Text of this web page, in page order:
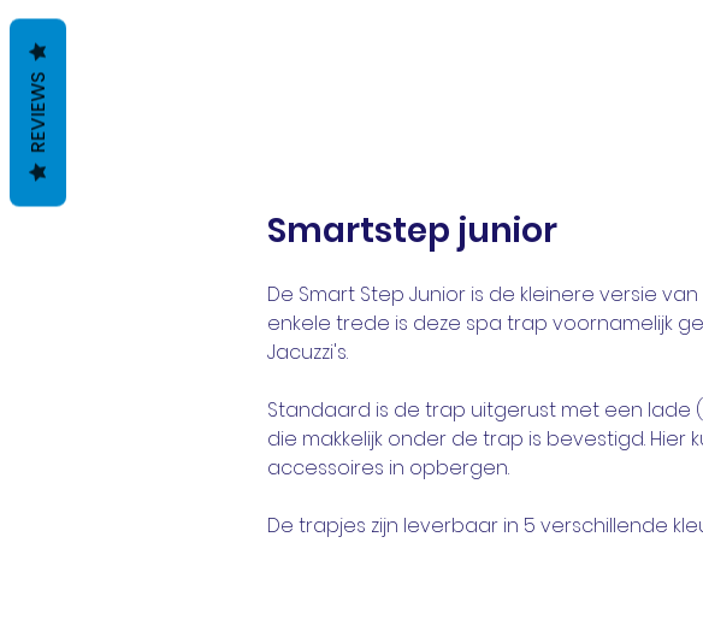
Smartstep junior
De Smart Step Junior is de kleinere versie
enkele trede is deze spa trap voornamelijk
Jacuzzi's.
Standaard is de trap uitgerust met een lade
die makkelijk onder de trap is bevestigd. Hier
accessoires in opbergen.
De trapjes zijn leverbaar in 5 verschillende
REVIEWS